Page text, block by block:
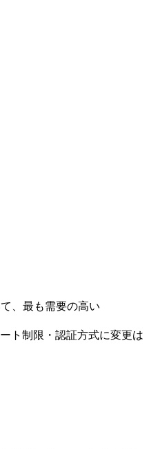
、最も需要の高い
ト制限・認証方式に変更は